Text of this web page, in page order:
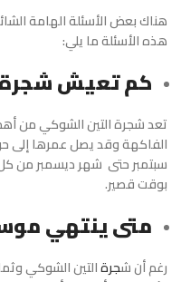
هناك بعض الأسئلة الهامة
هذه الأسئلة ما يلي:
كم تعيش شجرة
تعد شجرة التين الشوكي من
سبتمبر حتى شهر ديسمبر من كل
بوقت قصير.
متى ينتهي
رغم أن شجرةالتين الشوكي